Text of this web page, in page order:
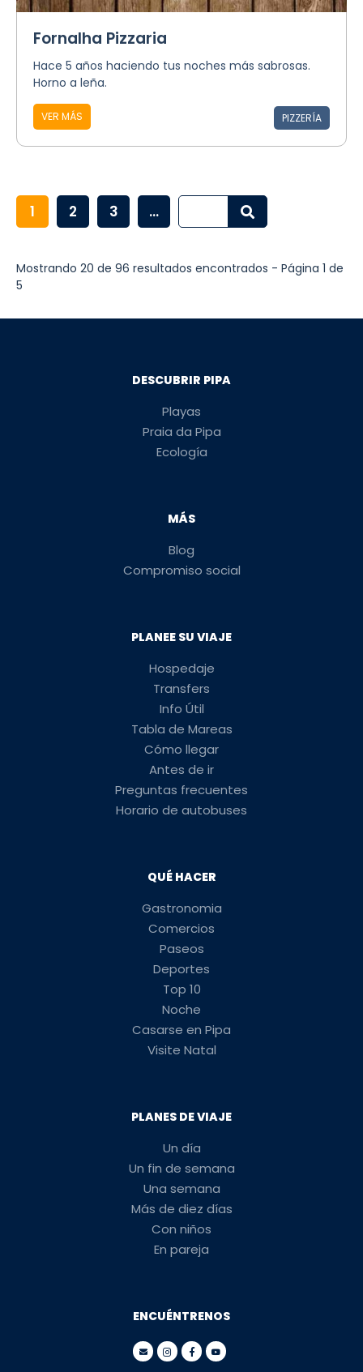
Fornalha Pizzaria
Hace 5 años haciendo tus noches más sabrosas.
Horno a leña.
VER MÁS PIZZERÍA
1 2 3 ...
Mostrando 20 de 96 resultados encontrados - Página 1 de
5
DESCUBRIR PIPA
Playas
Praia da Pipa
Ecología
MÁS
Blog
Compromiso social
PLANEE SU VIAJE
Hospedaje
Transfers
Info Útil
Tabla de Mareas
Cómo llegar
Antes de ir
Preguntas frecuentes
Horario de autobuses
QUÉ HACER
Gastronomia
Comercios
Paseos
Deportes
Top 10
Noche
Casarse en Pipa
Visite Natal
PLANES DE VIAJE
Un día
Un fin de semana
Una semana
Más de diez días
Con niños
En pareja
ENCUÉNTRENOS